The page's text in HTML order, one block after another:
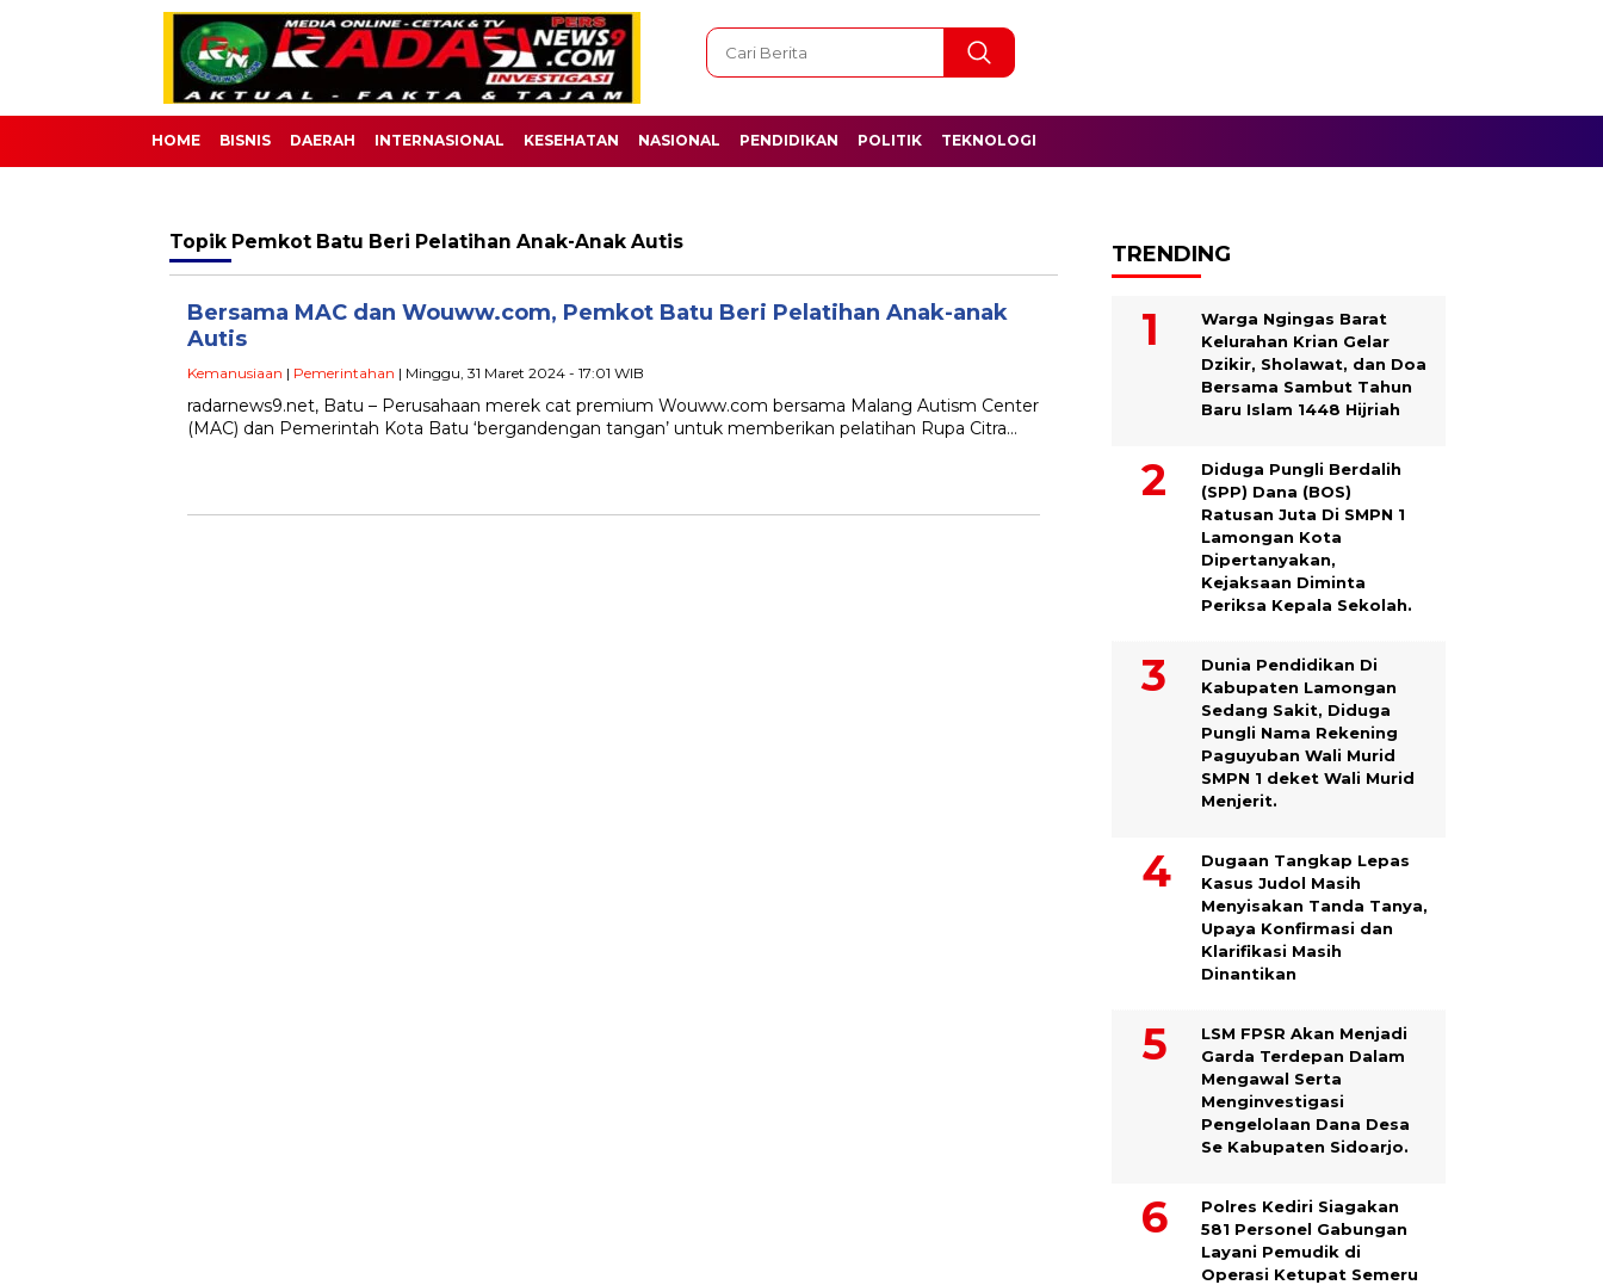
HOME BISNIS DAERAH INTERNASIONAL KESEHATAN NASIONAL PENDIDIKAN POLITIK TEKNOLOGI
Topik Pemkot Batu Beri Pelatihan Anak-Anak Autis
Bersama MAC dan Wouww.com, Pemkot Batu Beri Pelatihan Anak-anak
Autis
Kemanusiaan | Pemerintahan | Minggu, 31 Maret 2024 - 17:01 WIB
radarnews9.net, Batu – Perusahaan merek cat premium Wouww.com bersama Malang Autism Center
(MAC) dan Pemerintah Kota Batu ‘bergandengan tangan’ untuk memberikan pelatihan Rupa Citra…
TRENDING
Warga Ngingas Barat
Kelurahan Krian Gelar
Dzikir, Sholawat, dan Doa
Bersama Sambut Tahun
Baru Islam 1448 Hijriah
Diduga Pungli Berdalih
(SPP) Dana (BOS)
Ratusan Juta Di SMPN 1
Lamongan Kota
Dipertanyakan,
Kejaksaan Diminta
Periksa Kepala Sekolah.
Dunia Pendidikan Di
Kabupaten Lamongan
Sedang Sakit, Diduga
Pungli Nama Rekening
Paguyuban Wali Murid
SMPN 1 deket Wali Murid
Menjerit.
Dugaan Tangkap Lepas
Kasus Judol Masih
Menyisakan Tanda Tanya,
Upaya Konfirmasi dan
Klarifikasi Masih
Dinantikan
LSM FPSR Akan Menjadi
Garda Terdepan Dalam
Mengawal Serta
Menginvestigasi
Pengelolaan Dana Desa
Se Kabupaten Sidoarjo.
Polres Kediri Siagakan
581 Personel Gabungan
Layani Pemudik di
Operasi Ketupat Semeru